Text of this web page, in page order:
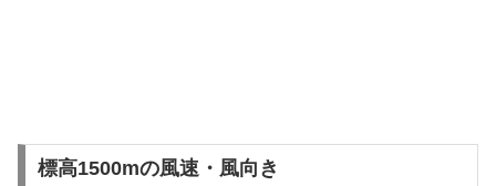
標高1500mの風速・風向き